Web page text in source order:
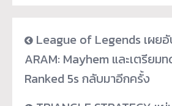
League of Legends เผยอั
ARAM: Mayhem และเตรียม
Ranked 5s กลับมาอีกครั้ง